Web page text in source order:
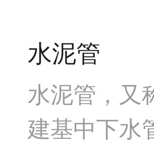
水泥管
水泥管，又
建基中下水